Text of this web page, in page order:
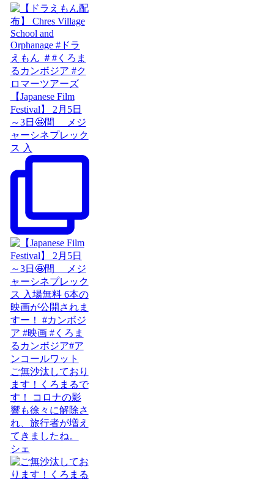
【Japanese Film
Festival】 2月5日
～3日🤩間 メジ
ャーシネプレック
ス 入
ご無沙汰しており
ます！くろまるで
す！ コロナの影
響も徐々に解除さ
れ、旅行者が増え
てきましたね。
シェ